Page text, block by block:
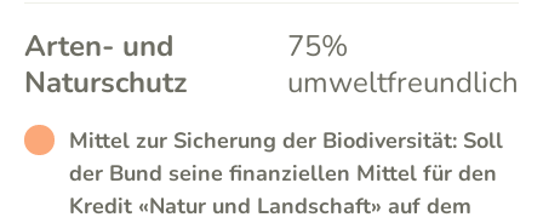
Arten- und
Naturschutz
75%
umweltfreundlich
RATHER_BAD
Mittel zur Sicherung der Biodiversität: Soll
der Bund seine finanziellen Mittel für den
Kredit «Natur und Landschaft» auf dem